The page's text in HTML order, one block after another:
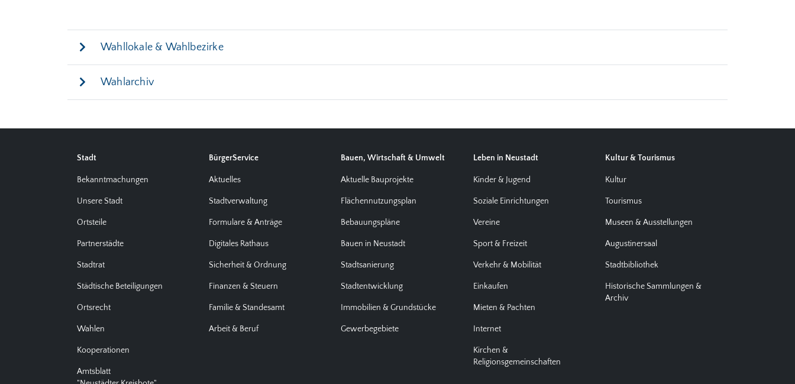
Wahllokale & Wahlbezirke
Wahlarchiv
Stadt
Bekanntmachungen
Unsere Stadt
Ortsteile
Partnerstädte
Stadtrat
Städtische Beteiligungen
Ortsrecht
Wahlen
Kooperationen
Amtsblatt
BürgerService
Aktuelles
Stadtverwaltung
Formulare & Anträge
Digitales Rathaus
Sicherheit & Ordnung
Finanzen & Steuern
Familie & Standesamt
Arbeit & Beruf
Bauen, Wirtschaft & Umwelt
Aktuelle Bauprojekte
Flächennutzungsplan
Bebauungspläne
Bauen in Neustadt
Stadtsanierung
Stadtentwicklung
Immobilien & Grundstücke
Gewerbegebiete
Leben in Neustadt
Kinder & Jugend
Soziale Einrichtungen
Vereine
Sport & Freizeit
Verkehr & Mobilität
Einkaufen
Mieten & Pachten
Internet
Kirchen &
Religionsgemeinschaften
Kultur & Tourismus
Kultur
Tourismus
Museen & Ausstellungen
Augustinersaal
Stadtbibliothek
Historische Sammlungen &
Archiv